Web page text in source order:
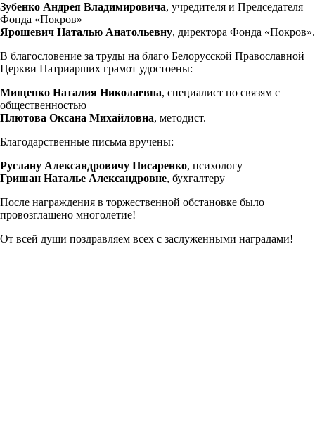
Зубенко Андрея Владимировича, учредителя и Председателя
Фонда «Покров»
Ярошевич Наталью Анатольевну, директора Фонда «Покров».
В благословение за труды на благо Белорусской Православной
Церкви Патриарших грамот удостоены:
Мищенко Наталия Николаевна, специалист по связям с
общественностью
Плютова Оксана Михайловна, методист.
Благодарственные письма вручены:
Руслану Александровичу Писаренко, психологу
Гришан Наталье Александровне, бухгалтеру
После награждения в торжественной обстановке было
провозглашено многолетие!
От всей души поздравляем всех с заслуженными наградами!